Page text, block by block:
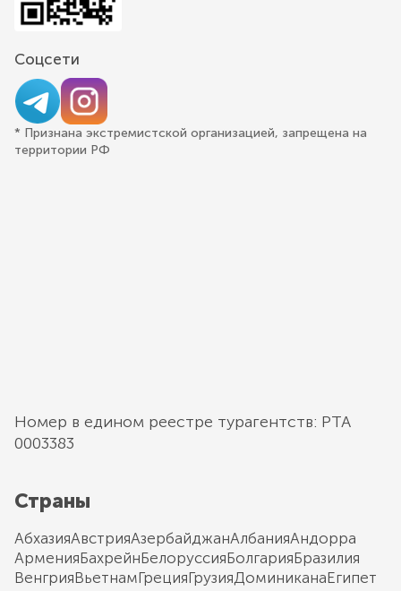
Соцсети
* Признана экстремистской организацией, запрещена на
территории РФ
Номер в едином реестре турагентств: РТА
0003383
Страны
АбхазияАвстрияАзербайджанАлбанияАндорра
АрменияБахрейнБелоруссияБолгарияБразилия
ВенгрияВьетнамГрецияГрузияДоминиканаЕгипет